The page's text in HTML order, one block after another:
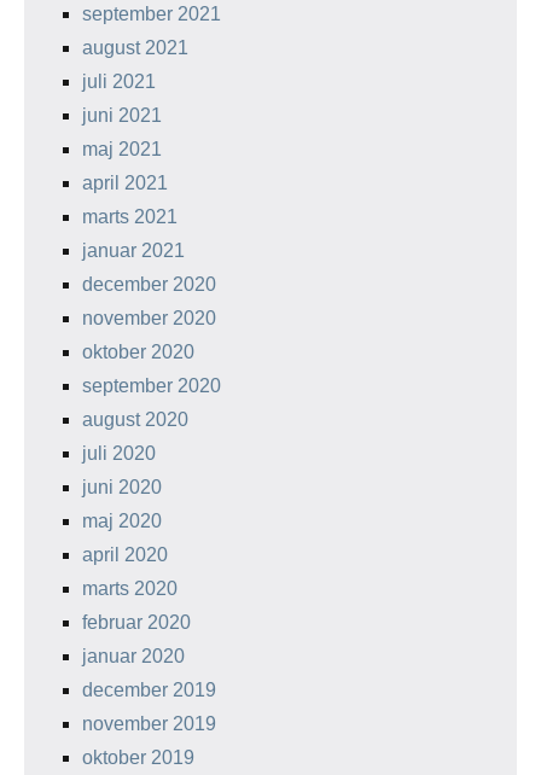
september 2021
august 2021
juli 2021
juni 2021
maj 2021
april 2021
marts 2021
januar 2021
december 2020
november 2020
oktober 2020
september 2020
august 2020
juli 2020
juni 2020
maj 2020
april 2020
marts 2020
februar 2020
januar 2020
december 2019
november 2019
oktober 2019